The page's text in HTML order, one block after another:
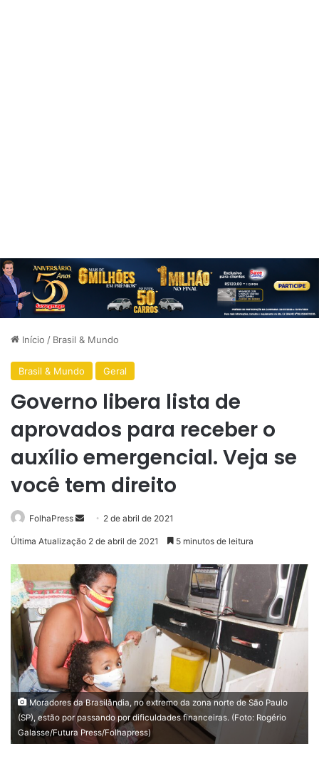
Início / Brasil & Mundo
Brasil & Mundo Geral
Governo libera lista de
aprovados para receber o
auxílio emergencial. Veja se
você tem direito
FolhaPress
Mande
mail
2 de abril de 2021
Última Atualização 2 de abril de 2021 5 minutos de leitura
Moradores da Brasilândia, no extremo da zona norte de São Paulo
(SP), estão por passando por dificuldades financeiras. (Foto: Rogério
Galasse/Futura Press/Folhapress)